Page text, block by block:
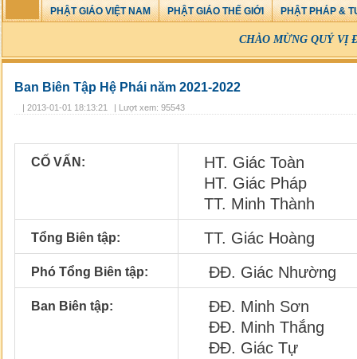
PHẬT GIÁO VIỆT NAM
PHẬT GIÁO THẾ GIỚI PHẬT PHÁP &
CHÀO MỪNG QUÝ VỊ ĐÃ GHÉ
Ban Biên Tập Hệ Phái năm 2021-2022
| 2013-01-01 18:13:21 | Lượt xem: 95543
CỐ VẤN:
HT. Giác Toàn
HT. Giác Pháp
TT. Minh Thành
Tổng Biên tập: TT. Giác Hoàng
Phó Tổng Biên tập: ĐĐ. Giác Nhường
Ban Biên tập:
ĐĐ. Minh Sơn
ĐĐ. Minh Thắng
ĐĐ. Giác Tự